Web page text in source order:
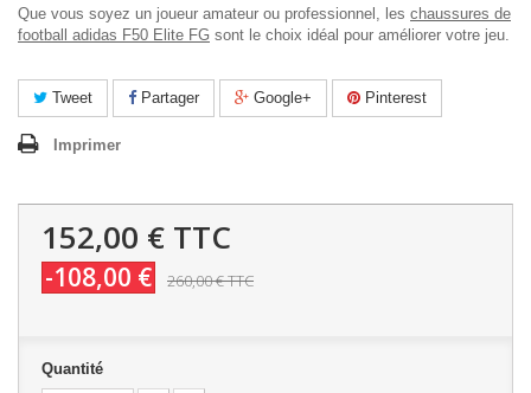
Que vous soyez un joueur amateur ou professionnel, les chaussures de
football adidas F50 Elite FG sont le choix idéal pour améliorer votre jeu.
Tweet Partager Google+ Pinterest
Imprimer
152,00 € TTC
-108,00 € 260,00 €TTC
Quantité